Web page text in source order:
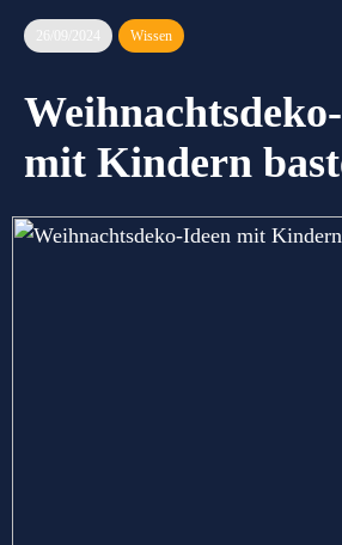
26/09/2024 Wissen
mit Kindern